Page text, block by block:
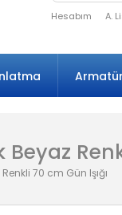
Hesabım A.
Armatür
70 cm Gün Işığı